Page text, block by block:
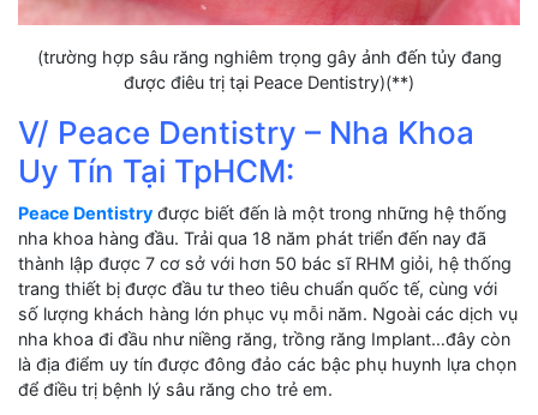
(trường hợp sâu răng nghiêm trọng gây ảnh đến tủy đang
được điêu trị tại Peace Dentistry)(**)
V/ Peace Dentistry – Nha Khoa
Uy Tín Tại TpHCM:
Peace Dentistry được biết đến là một trong những hệ thống
nha khoa hàng đầu. Trải qua 18 năm phát triển đến nay đã
thành lập được 7 cơ sở với hơn 50 bác sĩ RHM giỏi, hệ thống
trang thiết bị được đầu tư theo tiêu chuẩn quốc tế, cùng với
số lượng khách hàng lớn phục vụ mỗi năm. Ngoài các dịch vụ
nha khoa đi đầu như niềng răng, trồng răng Implant…đây còn
là địa điểm uy tín được đông đảo các bậc phụ huynh lựa chọn
để điều trị bệnh lý sâu răng cho trẻ em.